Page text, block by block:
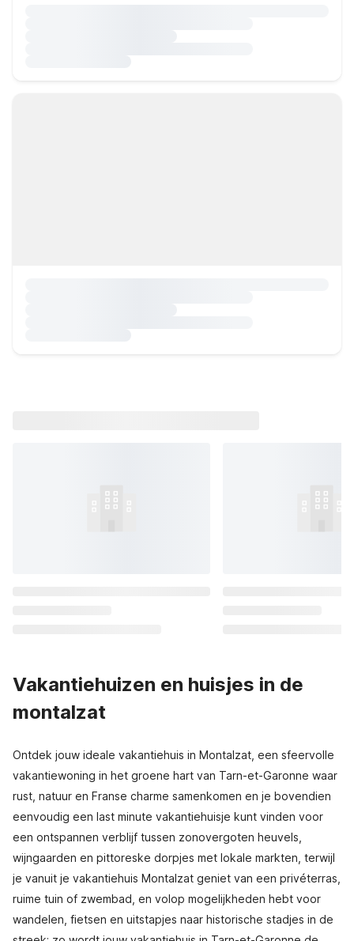
Vakantiehuizen en huisjes in de
montalzat
Ontdek jouw ideale vakantiehuis in Montalzat, een sfeervolle
vakantiewoning in het groene hart van Tarn-et-Garonne waar
rust, natuur en Franse charme samenkomen en je bovendien
eenvoudig een last minute vakantiehuisje kunt vinden voor
een ontspannen verblijf tussen zonovergoten heuvels,
wijngaarden en pittoreske dorpjes met lokale markten, terwijl
je vanuit je vakantiehuis Montalzat geniet van een privéterras,
ruime tuin of zwembad, en volop mogelijkheden hebt voor
wandelen, fietsen en uitstapjes naar historische stadjes in de